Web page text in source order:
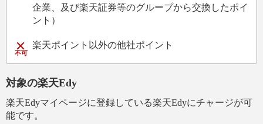
企業、及び楽天証券等のグループから交換したポイ
ント）
楽天ポイント以外の他社ポイント
対象の楽天Edy
楽天Edyマイページに登録している楽天Edyにチャージが可
能です。